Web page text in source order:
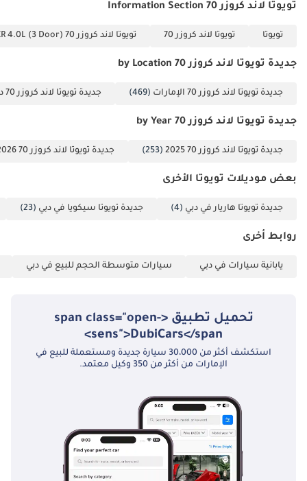
تويوتا لاند كروزر 70 Information Section
تويوتا تويوتا لاند كروزر 70 تويوتا لاند كروزر 70 VXR 4.0L (3 Door)
جديدة تويوتا لاند كروزر 70 by Location
جديدة تويوتا لاند كروزر 70 الإمارات (469) جديدة تويوتا لاند كروزر 70 دبي
جديدة تويوتا لاند كروزر 70 by Year
جديدة تويوتا لاند كروزر 70 2025 (253) جديدة تويوتا لاند كروزر 70 2026
بعض موديلات تويوتا الأخرى
جديدة تويوتا هاريار في دبي (4) جديدة تويوتا سيكويا في دبي (23)
روابط أخرى
يابانية سيارات في دبي سيارات متوسطة الحجم للبيع في دبي
تحميل تطبيق <span class="open-
sens">DubiCars</span>
استكشف أكثر من 30،000 سيارة جديدة ومستعملة للبيع في
الإمارات من أكثر من 350 وكيل معتمد.